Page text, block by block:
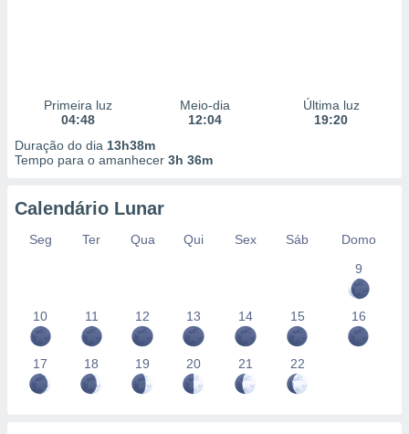
Primeira luz
04:48
Meio-dia
12:04
Última luz
19:20
Duração do dia 13h38m
Tempo para o amanhecer 3h 36m
Calendário Lunar
Seg Ter Qua Qui Sex Sáb
Domo
9
10 11 12 13 14 15 16
17 18 19 20 21 22